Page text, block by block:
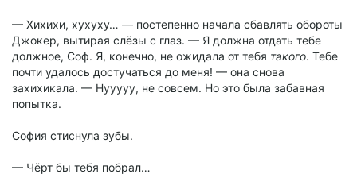
— Хихихи, хухуху… — постепенно начала сбавлять обороты
Джокер, вытирая слёзы с глаз. — Я должна отдать тебе
должное, Соф. Я, конечно, не ожидала от тебя такого. Тебе
почти удалось достучаться до меня! — она снова
захихикала. — Нууууу, не совсем. Но это была забавная
попытка.
София стиснула зубы.
— Чёрт бы тебя побрал…